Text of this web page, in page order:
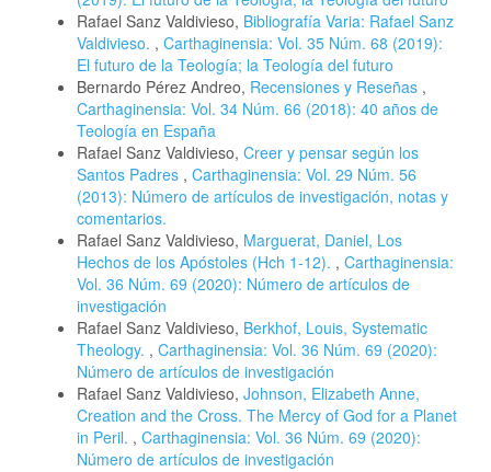
Rafael Sanz Valdivieso, Bibliografía Varia: Rafael Sanz
Valdivieso. , Carthaginensia: Vol. 35 Núm. 68 (2019):
El futuro de la Teología; la Teología del futuro
Bernardo Pérez Andreo, Recensiones y Reseñas ,
Carthaginensia: Vol. 34 Núm. 66 (2018): 40 años de
Teología en España
Rafael Sanz Valdivieso, Creer y pensar según los
Santos Padres , Carthaginensia: Vol. 29 Núm. 56
(2013): Número de artículos de investigación, notas y
comentarios.
Rafael Sanz Valdivieso, Marguerat, Daniel, Los
Hechos de los Apóstoles (Hch 1-12). , Carthaginensia:
Vol. 36 Núm. 69 (2020): Número de artículos de
investigación
Rafael Sanz Valdivieso, Berkhof, Louis, Systematic
Theology. , Carthaginensia: Vol. 36 Núm. 69 (2020):
Número de artículos de investigación
Rafael Sanz Valdivieso, Johnson, Elizabeth Anne,
Creation and the Cross. The Mercy of God for a Planet
in Peril. , Carthaginensia: Vol. 36 Núm. 69 (2020):
Número de artículos de investigación